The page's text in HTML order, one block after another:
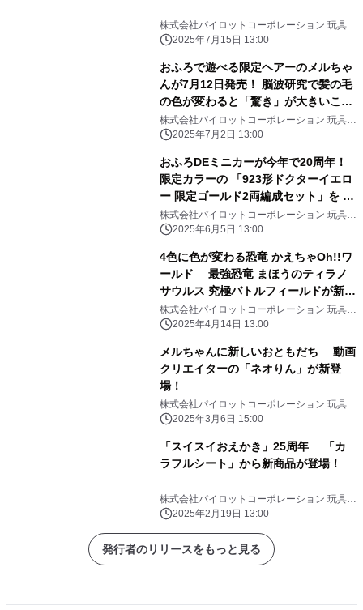
株式会社パイロットコーポレーション 玩具事
業部2025年7月15日 13:00
おふろで遊べる限定ヘアーのメルちゃ
んが7月12日発売！ 脳波研究で髪の毛
の色が変わると「驚き」が大きいこと
が判明
株式会社パイロットコーポレーション 玩具事
業部2025年7月2日 13:00
おふろDEミニカーが今年で20周年！
限定カラーの 「923形ドクターイエロ
ー 限定ゴールド2両編成セット」を 6
月21日(土)に主な玩具専門店・量販店
で発売
株式会社パイロットコーポレーション 玩具事
業部2025年6月5日 13:00
4色に色が変わる恐竜 かえちゃOh!!ワ
ールド 最強恐竜 まほうのティラノ
サウルス 究極バトルフィールドが新登
場！ 主な玩具専門店・量販店で、4月
26日に発売いたします。
株式会社パイロットコーポレーション 玩具事
業部2025年4月14日 13:00
メルちゃんに新しいおともだち 動画
クリエイターの「ネオりん」が新登
場！
株式会社パイロットコーポレーション 玩具事
業部2025年3月6日 15:00
「スイスイおえかき」25周年 「カ
ラフルシート」から新商品が登場！
株式会社パイロットコーポレーション 玩具事
業部2025年2月19日 13:00
発行者のリリースをもっと見る